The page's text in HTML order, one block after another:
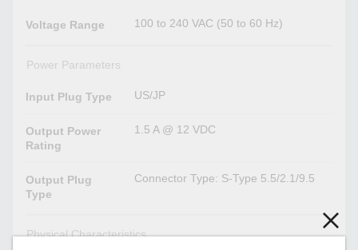
Voltage Range 100 to 240 VAC (50 to 60 Hz)
Power Parameters
Input Plug Type US/JP
Output Power
Rating
1.5 A @ 12 VDC
Output Plug
Type
Connector Type: S-Type 5.5/2.1/9.5
Physical Characteristics